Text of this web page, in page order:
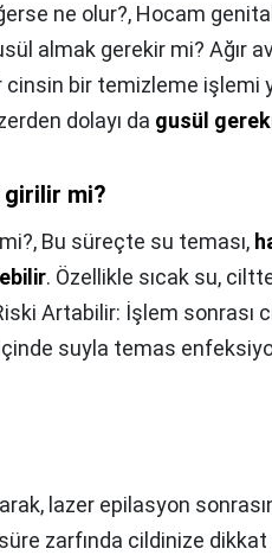
ne olur?, Hocam
almak gerekir mi? Ağır
bir temizleme işlemi
dolayı da gusül
girilir mi?
Bu süreçte su teması,
. Özellikle sıcak su,
Artabilir: İşlem sonrası
suyla temas
lazer epilasyon
zarfında cildinize dikkat